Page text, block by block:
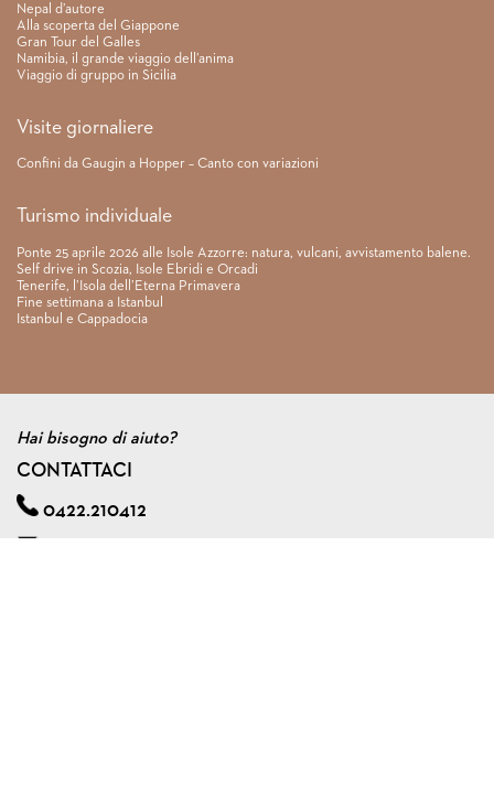
Nepal d’autore
Alla scoperta del Giappone
Gran Tour del Galles
Namibia, il grande viaggio dell’anima
Viaggio di gruppo in Sicilia
Visite giornaliere
Confini da Gaugin a Hopper – Canto con variazioni
Turismo individuale
Ponte 25 aprile 2026 alle Isole Azzorre: natura, vulcani, avvistamento balene.
Self drive in Scozia, Isole Ebridi e Orcadi
Tenerife, l’Isola dell’Eterna Primavera
Fine settimana a Istanbul
Istanbul e Cappadocia
Hai bisogno di aiuto?
CONTATTACI
0422.210412